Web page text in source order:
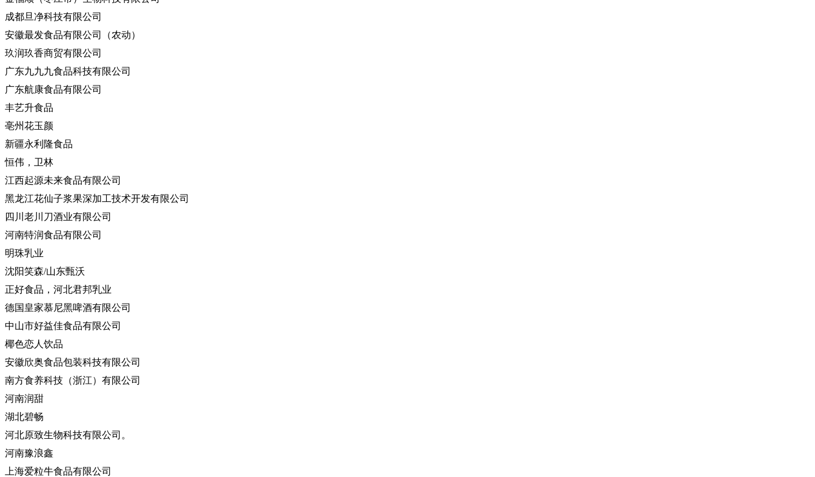
成都旦净科技有限公司
安徽最发食品有限公司（农动）
玖润玖香商贸有限公司
广东九九九食品科技有限公司
广东航康食品有限公司
丰艺升食品
亳州花玉颜
新疆永利隆食品
恒伟，卫林
江西起源未来食品有限公司
黑龙江花仙子浆果深加工技术开发有限公司
四川老川刀酒业有限公司
河南特润食品有限公司
明珠乳业
沈阳笑森/山东甄沃
正好食品，河北君邦乳业
德国皇家慕尼黑啤酒有限公司
中山市好益佳食品有限公司
椰色恋人饮品
安徽欣奥食品包装科技有限公司
南方食养科技（浙江）有限公司
河南润甜
湖北碧畅
河北原致生物科技有限公司。
河南豫浪鑫
上海爱粒牛食品有限公司